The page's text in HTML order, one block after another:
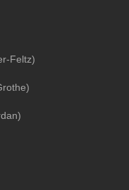
Feltz)